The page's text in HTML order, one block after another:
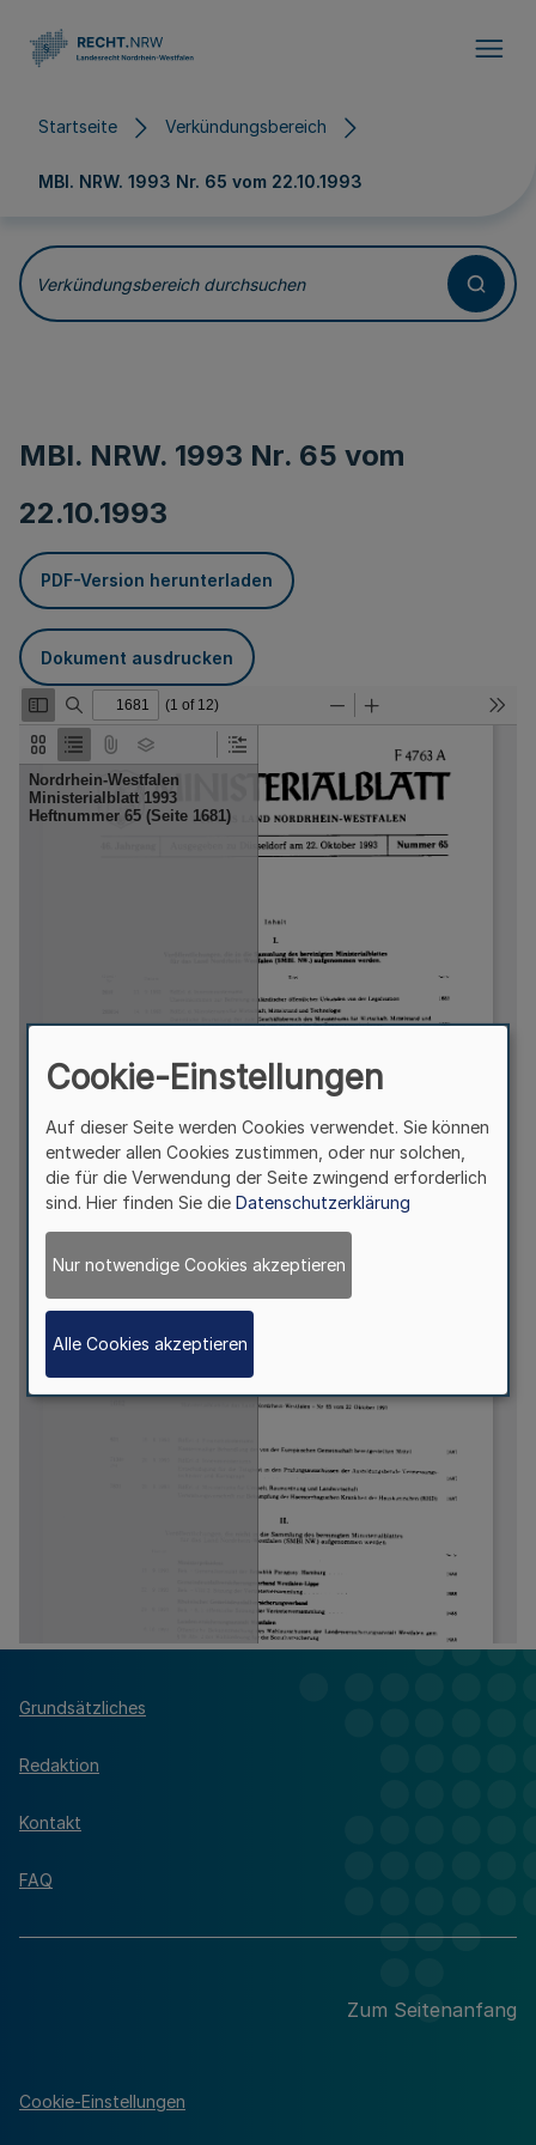
Startseite Verkündungsbereich
MBl. NRW. 1993 Nr. 65 vom 22.10.1993
Verkündungsbereich durchsuchen
MBl. NRW. 1993 Nr. 65 vom
22.10.1993
PDF-Version herunterladen
Dokument ausdrucken
Grundsätzliches
Redaktion
Kontakt
FAQ
Zum Seitenanfang
Cookie-Einstellungen
Cookie-Einstellungen
Auf dieser Seite werden Cookies verwendet. Sie können
entweder allen Cookies zustimmen, oder nur solchen,
die für die Verwendung der Seite zwingend erforderlich
sind. Hier finden Sie die Datenschutzerklärung
Nur notwendige Cookies akzeptieren
Alle Cookies akzeptieren